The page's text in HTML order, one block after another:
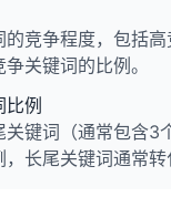
的竞争程度，包括
关键词的比例。
例
关键词（通常包含3
长尾关键词通常转